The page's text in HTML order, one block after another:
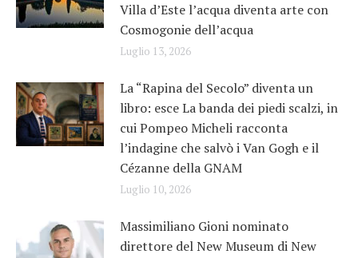
Villa d’Este l’acqua diventa arte con
Cosmogonie dell’acqua
Luglio 13, 2026
La “Rapina del Secolo” diventa un
libro: esce La banda dei piedi scalzi, in
cui Pompeo Micheli racconta
l’indagine che salvò i Van Gogh e il
Cézanne della GNAM
Luglio 10, 2026
Massimiliano Gioni nominato
direttore del New Museum di New